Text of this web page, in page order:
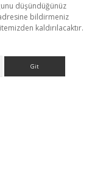
düşündüğünüz
bildirmeniz
kaldırılacaktır.